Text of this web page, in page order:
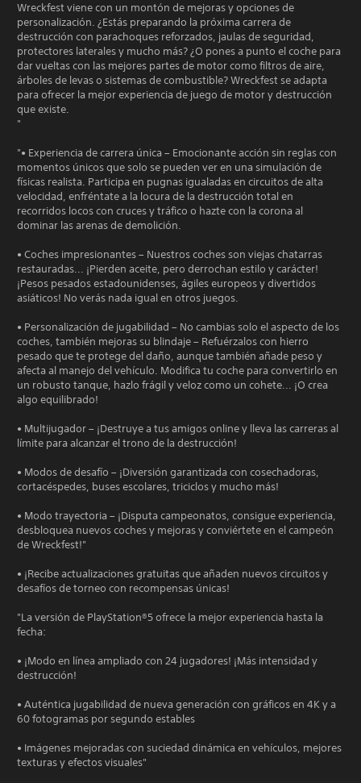
Wreckfest viene con un montón de mejoras y opciones de
personalización. ¿Estás preparando la próxima carrera de
destrucción con parachoques reforzados, jaulas de seguridad,
protectores laterales y mucho más? ¿O pones a punto el coche para
dar vueltas con las mejores partes de motor como filtros de aire,
árboles de levas o sistemas de combustible? Wreckfest se adapta
para ofrecer la mejor experiencia de juego de motor y destrucción
que existe.
"
"• Experiencia de carrera única – Emocionante acción sin reglas con
momentos únicos que solo se pueden ver en una simulación de
físicas realista. Participa en pugnas igualadas en circuitos de alta
velocidad, enfréntate a la locura de la destrucción total en
recorridos locos con cruces y tráfico o hazte con la corona al
dominar las arenas de demolición.
• Coches impresionantes – Nuestros coches son viejas chatarras
restauradas... ¡Pierden aceite, pero derrochan estilo y carácter!
¡Pesos pesados estadounidenses, ágiles europeos y divertidos
asiáticos! No verás nada igual en otros juegos.
• Personalización de jugabilidad – No cambias solo el aspecto de los
coches, también mejoras su blindaje – Refuérzalos con hierro
pesado que te protege del daño, aunque también añade peso y
afecta al manejo del vehículo. Modifica tu coche para convertirlo en
un robusto tanque, hazlo frágil y veloz como un cohete... ¡O crea
algo equilibrado!
• Multijugador – ¡Destruye a tus amigos online y lleva las carreras al
límite para alcanzar el trono de la destrucción!
• Modos de desafío – ¡Diversión garantizada con cosechadoras,
cortacéspedes, buses escolares, triciclos y mucho más!
• Modo trayectoria – ¡Disputa campeonatos, consigue experiencia,
desbloquea nuevos coches y mejoras y conviértete en el campeón
de Wreckfest!"
• ¡Recibe actualizaciones gratuitas que añaden nuevos circuitos y
desafíos de torneo con recompensas únicas!
"La versión de PlayStation®5 ofrece la mejor experiencia hasta la
fecha:
• ¡Modo en línea ampliado con 24 jugadores! ¡Más intensidad y
destrucción!
• Auténtica jugabilidad de nueva generación con gráficos en 4K y a
60 fotogramas por segundo estables
• Imágenes mejoradas con suciedad dinámica en vehículos, mejores
texturas y efectos visuales"